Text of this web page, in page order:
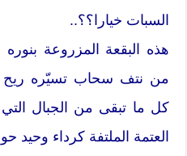
السبات خيارا؟؟..
هذه البقعة المزروعة
من نتف سحاب تسيّره ريح
كل ما تبقى من الجبال
العتمة الملتفة كرداء